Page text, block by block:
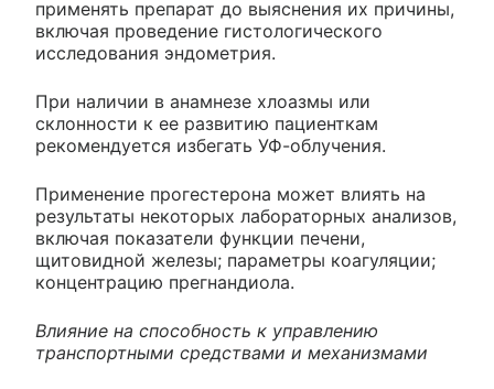
применять препарат до выяснения их причины,
включая проведение гистологического
исследования эндометрия.
При наличии в анамнезе хлоазмы или
склонности к ее развитию пациенткам
рекомендуется избегать УФ-облучения.
Применение прогестерона может влиять на
результаты некоторых лабораторных анализов,
включая показатели функции печени,
щитовидной железы; параметры коагуляции;
концентрацию прегнандиола.
Влияние на способность к управлению
транспортными средствами и механизмами